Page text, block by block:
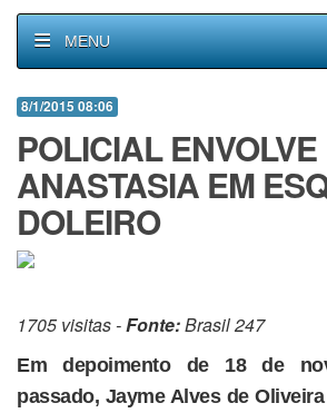
MENU
8/1/2015 08:06
POLICIAL ENVOLVE
ANASTASIA EM
DOLEIRO
1705 visitas -Fonte:Brasil 247
Em depoimento de 18 de
passado, Jayme Alves de